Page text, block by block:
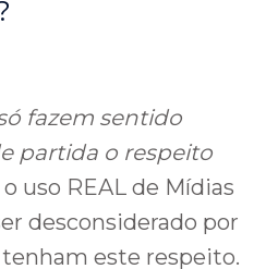
fazem sentido
partida o respeito
o uso REAL de Mídias
desconsiderado por
este respeito.